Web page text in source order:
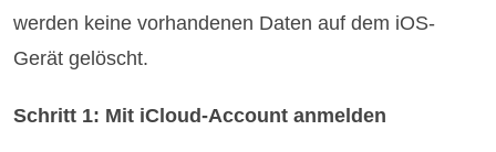
werden keine vorhandenen Daten auf dem iOS-
Gerät gelöscht.
Schritt 1: Mit iCloud-Account anmelden